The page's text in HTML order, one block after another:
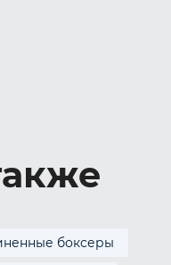
боксеры